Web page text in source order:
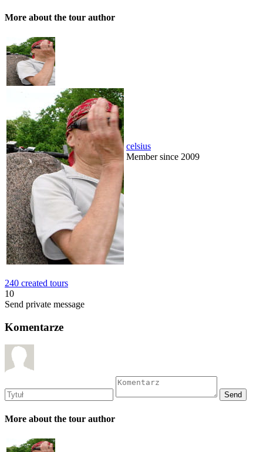
More about the tour author
celsius
Member since 2009
240 created tours
10
Send private message
Komentarze
More about the tour author